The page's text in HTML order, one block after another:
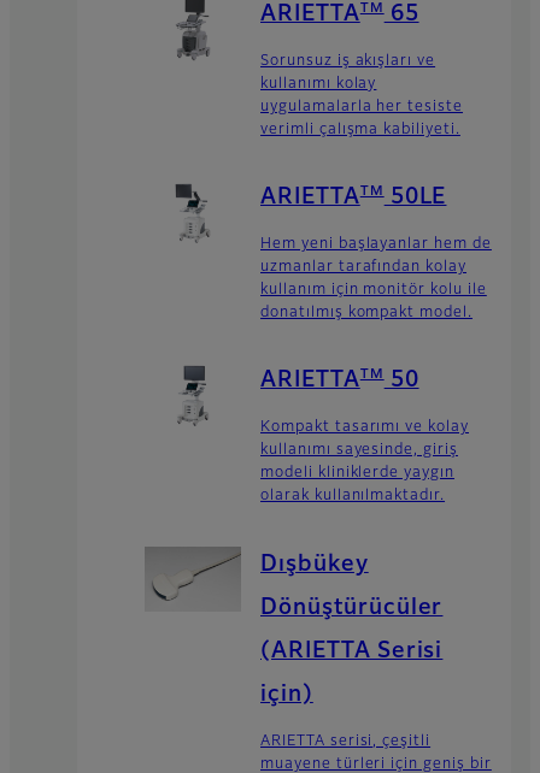
ARIETTA TM 65
Sorunsuz iş akışları ve
kullanımı kolay
uygulamalarla her tesiste
verimli çalışma kabiliyeti.
ARIETTA TM 50LE
Hem yeni başlayanlar hem de
uzmanlar tarafından kolay
kullanım için monitör kolu ile
donatılmış kompakt model.
ARIETTA TM 50
Kompakt tasarımı ve kolay
kullanımı sayesinde, giriş
modeli kliniklerde yaygın
olarak kullanılmaktadır.
Dışbükey
Dönüştürücüler
(ARIETTA Serisi
için)
ARIETTA serisi, çeşitli
muayene türleri için geniş bir